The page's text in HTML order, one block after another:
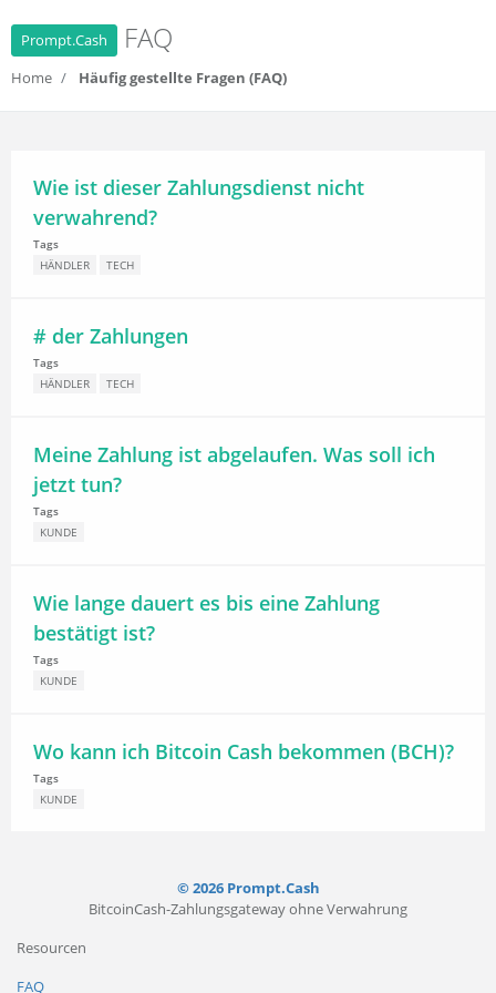
Prompt.Cash FAQ
Home Häufig gestellte Fragen (FAQ)
Wie ist dieser Zahlungsdienst nicht
verwahrend?
Tags
HÄNDLER
TECH
# der Zahlungen
Tags
HÄNDLER
TECH
Meine Zahlung ist abgelaufen. Was soll ich
jetzt tun?
Tags
KUNDE
Wie lange dauert es bis eine Zahlung
bestätigt ist?
Tags
KUNDE
Wo kann ich Bitcoin Cash bekommen (BCH)?
Tags
KUNDE
© 2026 Prompt.Cash
BitcoinCash-Zahlungsgateway ohne Verwahrung
Resourcen
FAQ